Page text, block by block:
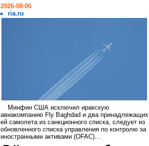
2026-08-06
ria.ru
Минфин США исключил иракскую
авиакомпанию Fly Baghdad и два принадлежащих
ей самолета из санкционного списка, следует из
обновленного списка управления по контролю за
иностранными активами (OFAC)...